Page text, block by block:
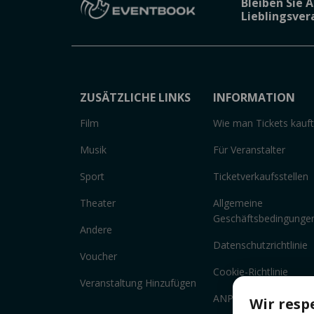
ZUSÄTZLICHE LINKS
Film
Musik
Sport
Theater
Andere
Voucher
Veranstaltung Hinzufügen
INFORMATION
Wie man Tickets kauft
Für Veranstalter
Ticketverkaufsstellen
Allgemeine
Datenschutzrichtlinie
Cookie-Richtlinie
ANPC
Wir